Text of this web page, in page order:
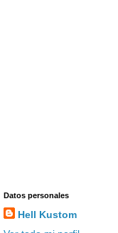
Datos personales
Hell Kustom